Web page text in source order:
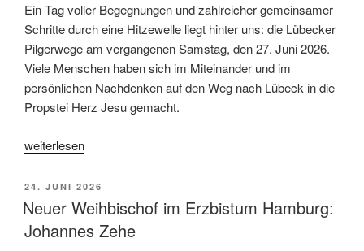
Ein Tag voller Begegnungen und zahlreicher gemeinsamer
Schritte durch eine Hitzewelle liegt hinter uns: die Lübecker
Pilgerwege am vergangenen Samstag, den 27. Juni 2026.
Viele Menschen haben sich im Miteinander und im
persönlichen Nachdenken auf den Weg nach Lübeck in die
Propstei Herz Jesu gemacht.
„Das
die
Lübecker
Pilgerwege
2026“
weiterlesen
VERÖFFENTLICHT
AM
24. JUNI 2026
Neuer Weihbischof im Erzbistum Hamburg:
Johannes Zehe